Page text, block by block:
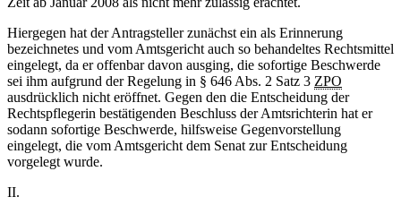
Hiergegen hat der Antragsteller zunächst ein als Erinnerung
bezeichnetes und vom Amtsgericht auch so behandeltes Rechtsmittel
eingelegt, da er offenbar davon ausging, die sofortige Beschwerde
sei ihm aufgrund der Regelung in § 646 Abs. 2 Satz 3 ZPO
ausdrücklich nicht eröffnet. Gegen den die Entscheidung der
Rechtspflegerin bestätigenden Beschluss der Amtsrichterin hat er
sodann sofortige Beschwerde, hilfsweise Gegenvorstellung
eingelegt, die vom Amtsgericht dem Senat zur Entscheidung
vorgelegt wurde.
II.